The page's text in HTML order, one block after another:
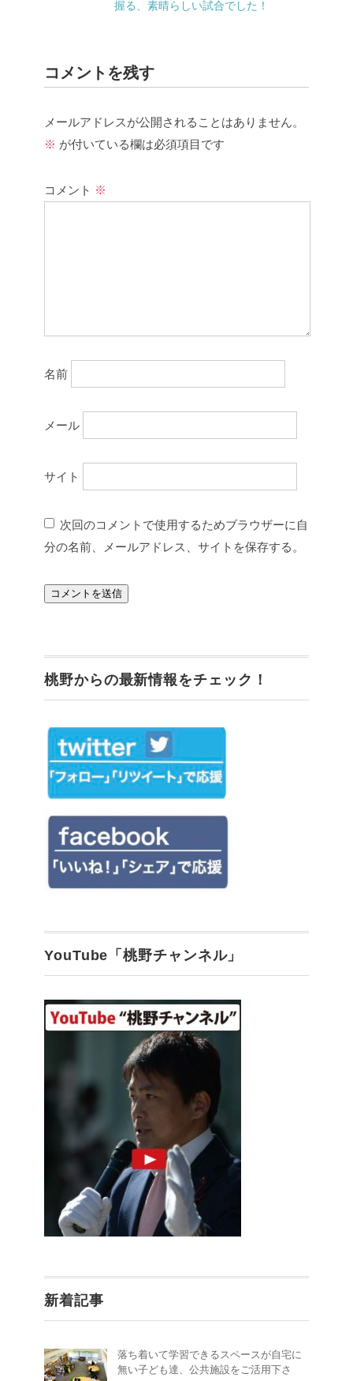
握る、素晴らしい試合でした！
コメントを残す
メールアドレスが公開されることはありません。
※ が付いている欄は必須項目です
コメント ※
名前
メール
サイト
次回のコメントで使用するためブラウザーに自
分の名前、メールアドレス、サイトを保存する。
桃野からの最新情報をチェック！
YouTube「桃野チャンネル」
新着記事
落ち着いて学習できるスペースが自宅に
無い子ども達、公共施設をご活用下さ